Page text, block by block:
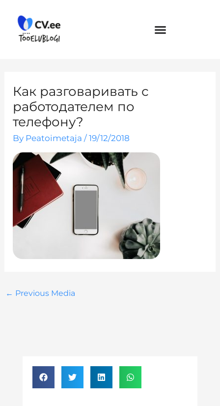
content
Как разговаривать с
работодателем по
телефону?
By Peatoimetaja/19/12/2018
← Previous Media